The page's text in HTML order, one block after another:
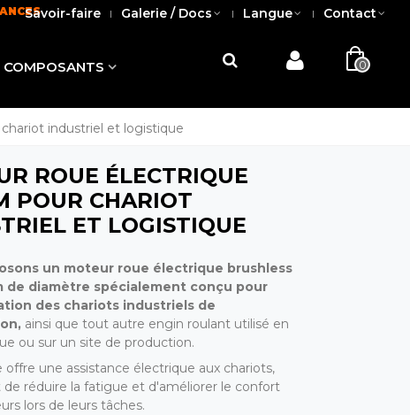
Savoir-faire Galerie / Docs Langue Contact
COMPOSANTS 0
industriel et logistique
ROUE ÉLECTRIQUE
POUR CHARIOT
ET LOGISTIQUE
un moteur roue électrique brushless
de diamètre spécialement conçu pour
des chariots industriels de
ainsi que tout autre engin roulant utilisé en
ou sur un site de production.
offre une assistance électrique aux chariots,
réduire la fatigue et d'améliorer le confort
lors de leurs tâches.